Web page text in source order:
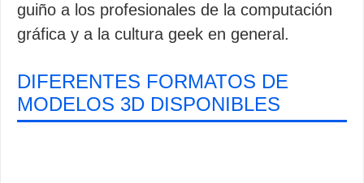
guiño a los profesionales de la computación
gráfica y a la cultura geek en general.
DIFERENTES FORMATOS DE
MODELOS 3D DISPONIBLES